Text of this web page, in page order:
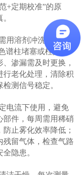
+定期校准”的原
溶剂冲洗色谱柱
谱柱堵塞或柱效下
渗漏需及时更换，
行老化处理，清除积
测信号稳定。
电流下使用，避免
部件，每周需用稀硝
止雾化效率降低；
残留气体，检查气路
隐患。